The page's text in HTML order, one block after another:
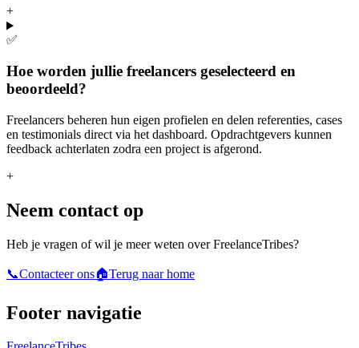
+
✅
Hoe worden jullie freelancers geselecteerd en
beoordeeld?
Freelancers beheren hun eigen profielen en delen referenties, cases
en testimonials direct via het dashboard. Opdrachtgevers kunnen
feedback achterlaten zodra een project is afgerond.
+
Neem contact op
Heb je vragen of wil je meer weten over FreelanceTribes?
📞Contacteer ons🏠Terug naar home
Footer navigatie